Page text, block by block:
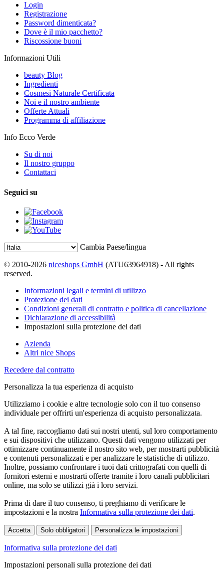
Login
Registrazione
Password dimenticata?
Dove è il mio pacchetto?
Riscossione buoni
Informazioni Utili
beauty Blog
Ingredienti
Cosmesi Naturale Certificata
Noi e il nostro ambiente
Offerte Attuali
Programma di affiliazione
Info Ecco Verde
Su di noi
Il nostro gruppo
Contattaci
Seguici su
Cambia Paese/lingua
© 2010-2026 niceshops GmbH (ATU63964918) - All rights
reserved.
Informazioni legali e termini di utilizzo
Protezione dei dati
Condizioni generali di contratto e politica di cancellazione
Dichiarazione di accessibilità
Impostazioni sulla protezione dei dati
Azienda
Altri nice Shops
Recedere dal contratto
Personalizza la tua esperienza di acquisto
Utilizziamo i cookie e altre tecnologie solo con il tuo consenso
individuale per offrirti un'esperienza di acquisto personalizzata.
A tal fine, raccogliamo dati sui nostri utenti, sul loro comportamento
e sui dispositivi che utilizzano. Questi dati vengono utilizzati per
ottimizzare continuamente il nostro sito web, per mostrarti pubblicità
e contenuti personalizzati e per analizzare le statistiche di utilizzo.
Inoltre, possiamo confrontare i tuoi dati crittografati con quelli di
fornitori esterni e mostrarti offerte tramite i loro canali pubblicitari
online, ma solo se utilizzi già i loro servizi.
Prima di dare il tuo consenso, ti preghiamo di verificare le
impostazioni e la nostra Informativa sulla protezione dei dati.
Accetta Solo obbligatori Personalizza le impostazioni
Informativa sulla protezione dei dati
Impostazioni personali sulla protezione dei dati